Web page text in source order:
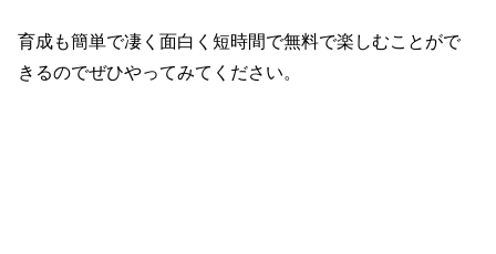
育成も簡単で凄く面白く短時間で無料で楽しむことがで
きるのでぜひやってみてください。